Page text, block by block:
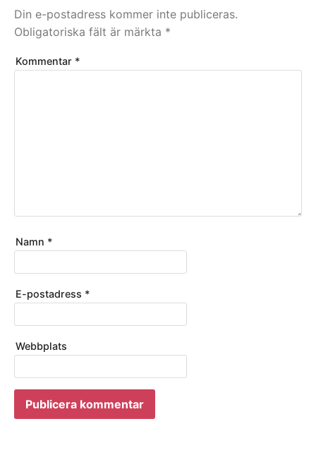
Din e-postadress kommer inte publiceras.
Obligatoriska fält är märkta *
Kommentar *
Namn *
E-postadress *
Webbplats